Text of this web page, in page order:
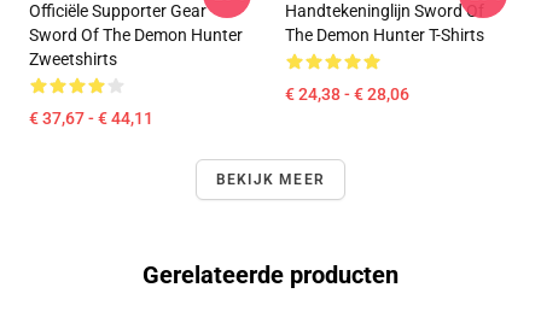
Officiële Supporter Gear
Sword Of The Demon Hunter
Zweetshirts
€ 37,67 - € 44,11
Handtekeninglijn Sword Of
The Demon Hunter T-Shirts
€ 24,38 - € 28,06
BEKIJK MEER
Gerelateerde producten